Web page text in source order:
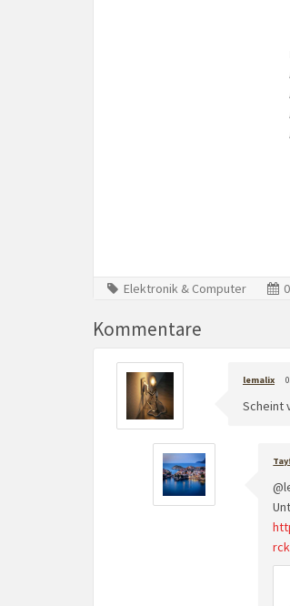
Elektronik & Computer
Kommentare
lemalix
Scheint